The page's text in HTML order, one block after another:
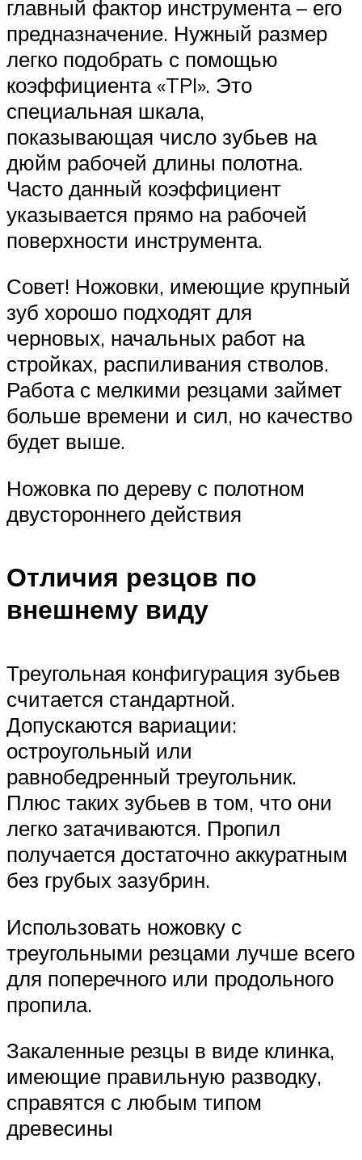
главный фактор инструмента – его
предназначение. Нужный размер
легко подобрать с помощью
коэффициента «TPI». Это
специальная шкала,
показывающая число зубьев на
дюйм рабочей длины полотна.
Часто данный коэффициент
указывается прямо на рабочей
поверхности инструмента.
Совет! Ножовки, имеющие крупный
зуб хорошо подходят для
черновых, начальных работ на
стройках, распиливания стволов.
Работа с мелкими резцами займет
больше времени и сил, но качество
будет выше.
Ножовка по дереву с полотном
двустороннего действия
Отличия резцов по
внешнему виду
Треугольная конфигурация зубьев
считается стандартной.
Допускаются вариации:
остроугольный или
равнобедренный треугольник.
Плюс таких зубьев в том, что они
легко затачиваются. Пропил
получается достаточно аккуратным
без грубых зазубрин.
Использовать ножовку с
треугольными резцами лучше всего
для поперечного или продольного
пропила.
Закаленные резцы в виде клинка,
имеющие правильную разводку,
справятся с любым типом
древесины